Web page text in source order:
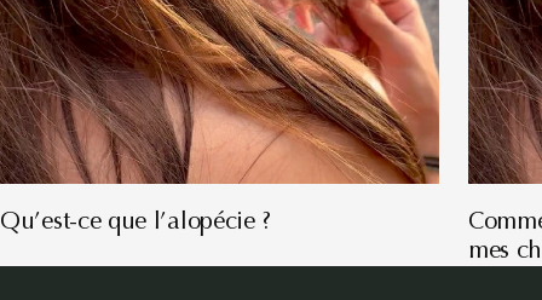
Qu’est-ce que l’alopécie ?
mes